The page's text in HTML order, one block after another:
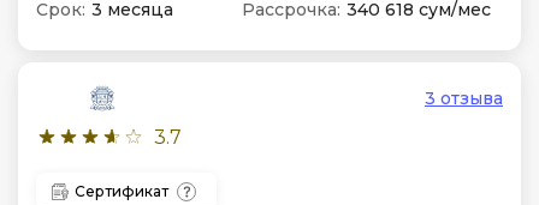
Срок: 3 месяца Рассрочка: 340 618 сум/мес
3.7
3 отзыва
Сертификат